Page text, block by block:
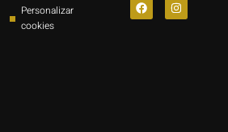
Personalizar
cookies